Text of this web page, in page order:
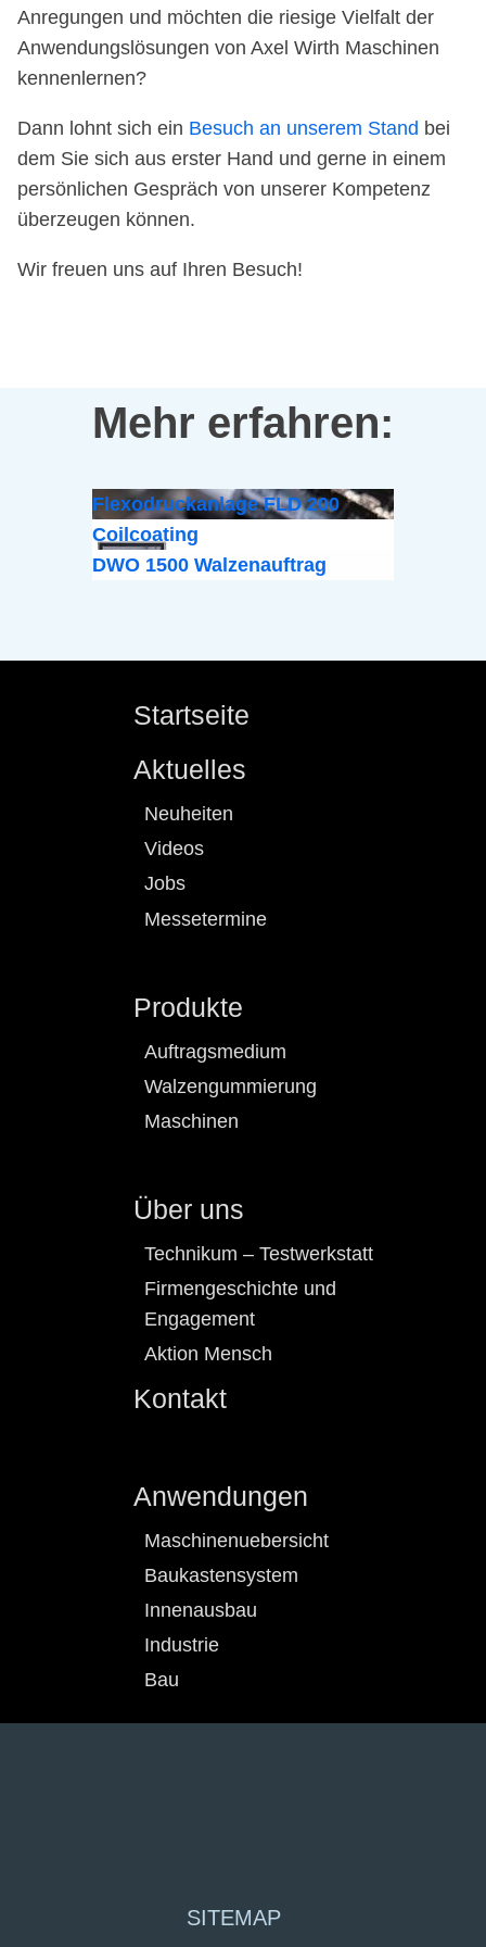
Anregungen und möchten die riesige Vielfalt der
Anwendungslösungen von Axel Wirth Maschinen
kennenlernen?
Dann lohnt sich ein Besuch an unserem Stand bei
dem Sie sich aus erster Hand und gerne in einem
persönlichen Gespräch von unserer Kompetenz
überzeugen können.
Wir freuen uns auf Ihren Besuch!
Mehr erfahren:
Flexodruckanlage FLD 200
Coilcoating
DWO 1500 Walzenauftrag
Startseite
Aktuelles
Neuheiten
Videos
Jobs
Messetermine
Produkte
Auftragsmedium
Walzengummierung
Maschinen
Über uns
Technikum – Testwerkstatt
Firmengeschichte und
Engagement
Aktion Mensch
Kontakt
Anwendungen
Maschinenuebersicht
Baukastensystem
Innenausbau
Industrie
Bau
SITEMAP